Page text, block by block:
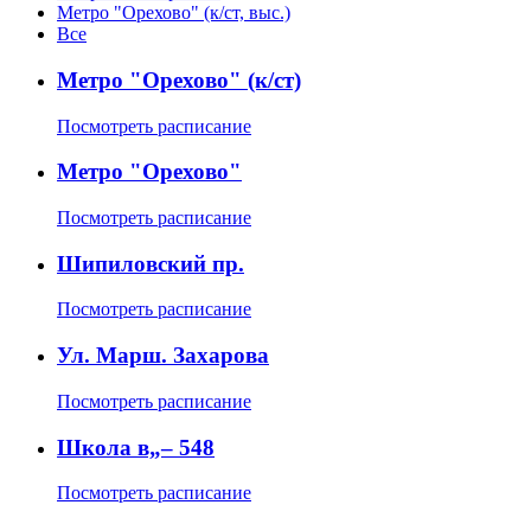
Метро "Орехово" (к/ст, выс.)
Все
Метро "Орехово" (к/ст)
Посмотреть расписание
Метро "Орехово"
Посмотреть расписание
Шипиловский пр.
Посмотреть расписание
Ул. Марш. Захарова
Посмотреть расписание
Школа в„– 548
Посмотреть расписание